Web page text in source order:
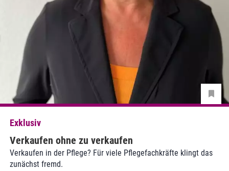
Exklusiv
Verkaufen ohne zu verkaufen
Verkaufen in der Pflege? Für viele Pflegefachkräfte klingt das
zunächst fremd.